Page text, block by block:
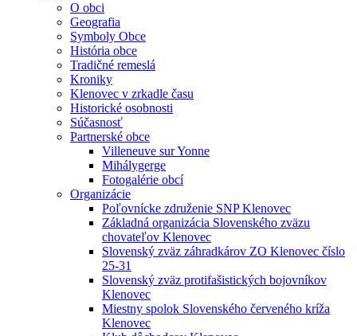
O obci
Geografia
Symboly Obce
História obce
Tradičné remeslá
Kroniky
Klenovec v zrkadle času
Historické osobnosti
Súčasnosť
Partnerské obce
Villeneuve sur Yonne
Mihálygerge
Fotogalérie obcí
Organizácie
Poľovnícke združenie SNP Klenovec
Základná organizácia Slovenského zväzu
chovateľov Klenovec
Slovenský zväz záhradkárov ZO Klenovec číslo
25-31
Slovenský zväz protifašistických bojovníkov
Klenovec
Miestny spolok Slovenského červeného kríža
Klenovec